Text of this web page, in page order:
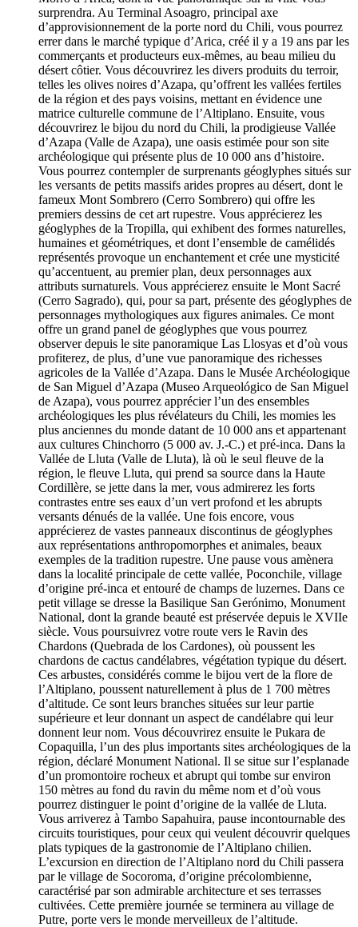
surprendra. Au Terminal Asoagro, principal axe
d’approvisionnement de la porte nord du Chili, vous pourrez
errer dans le marché typique d’Arica, créé il y a 19 ans par les
commerçants et producteurs eux-mêmes, au beau milieu du
désert côtier. Vous découvrirez les divers produits du terroir,
telles les olives noires d’Azapa, qu’offrent les vallées fertiles
de la région et des pays voisins, mettant en évidence une
matrice culturelle commune de l’Altiplano. Ensuite, vous
découvrirez le bijou du nord du Chili, la prodigieuse Vallée
d’Azapa (Valle de Azapa), une oasis estimée pour son site
archéologique qui présente plus de 10 000 ans d’histoire.
Vous pourrez contempler de surprenants géoglyphes situés sur
les versants de petits massifs arides propres au désert, dont le
fameux Mont Sombrero (Cerro Sombrero) qui offre les
premiers dessins de cet art rupestre. Vous apprécierez les
géoglyphes de la Tropilla, qui exhibent des formes naturelles,
humaines et géométriques, et dont l’ensemble de camélidés
représentés provoque un enchantement et crée une mysticité
qu’accentuent, au premier plan, deux personnages aux
attributs surnaturels. Vous apprécierez ensuite le Mont Sacré
(Cerro Sagrado), qui, pour sa part, présente des géoglyphes de
personnages mythologiques aux figures animales. Ce mont
offre un grand panel de géoglyphes que vous pourrez
observer depuis le site panoramique Las Llosyas et d’où vous
profiterez, de plus, d’une vue panoramique des richesses
agricoles de la Vallée d’Azapa. Dans le Musée Archéologique
de San Miguel d’Azapa (Museo Arqueológico de San Miguel
de Azapa), vous pourrez apprécier l’un des ensembles
archéologiques les plus révélateurs du Chili, les momies les
plus anciennes du monde datant de 10 000 ans et appartenant
aux cultures Chinchorro (5 000 av. J.-C.) et pré-inca. Dans la
Vallée de Lluta (Valle de Lluta), là où le seul fleuve de la
région, le fleuve Lluta, qui prend sa source dans la Haute
Cordillère, se jette dans la mer, vous admirerez les forts
contrastes entre ses eaux d’un vert profond et les abrupts
versants dénués de la vallée. Une fois encore, vous
apprécierez de vastes panneaux discontinus de géoglyphes
aux représentations anthropomorphes et animales, beaux
exemples de la tradition rupestre. Une pause vous amènera
dans la localité principale de cette vallée, Poconchile, village
d’origine pré-inca et entouré de champs de luzernes. Dans ce
petit village se dresse la Basilique San Gerónimo, Monument
National, dont la grande beauté est préservée depuis le XVIIe
siècle. Vous poursuivrez votre route vers le Ravin des
Chardons (Quebrada de los Cardones), où poussent les
chardons de cactus candélabres, végétation typique du désert.
Ces arbustes, considérés comme le bijou vert de la flore de
l’Altiplano, poussent naturellement à plus de 1 700 mètres
d’altitude. Ce sont leurs branches situées sur leur partie
supérieure et leur donnant un aspect de candélabre qui leur
donnent leur nom. Vous découvrirez ensuite le Pukara de
Copaquilla, l’un des plus importants sites archéologiques de la
région, déclaré Monument National. Il se situe sur l’esplanade
d’un promontoire rocheux et abrupt qui tombe sur environ
150 mètres au fond du ravin du même nom et d’où vous
pourrez distinguer le point d’origine de la vallée de Lluta.
Vous arriverez à Tambo Sapahuira, pause incontournable des
circuits touristiques, pour ceux qui veulent découvrir quelques
plats typiques de la gastronomie de l’Altiplano chilien.
L’excursion en direction de l’Altiplano nord du Chili passera
par le village de Socoroma, d’origine précolombienne,
caractérisé par son admirable architecture et ses terrasses
cultivées. Cette première journée se terminera au village de
Putre, porte vers le monde merveilleux de l’altitude.